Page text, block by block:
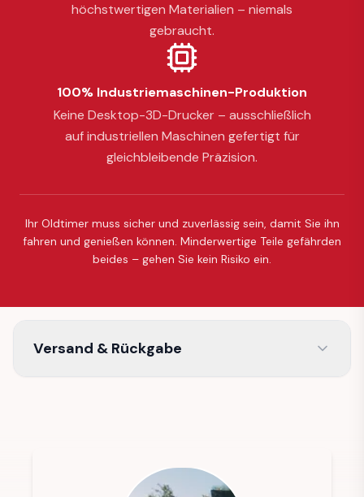
höchstwertigen Materialien – niemals
gebraucht.
100% Industriemaschinen-Produktion
Keine Desktop-3D-Drucker – ausschließlich
auf industriellen Maschinen gefertigt für
gleichbleibende Präzision.
Ihr Oldtimer muss sicher und zuverlässig sein, damit Sie ihn
fahren und genießen können. Minderwertige Teile gefährden
beides – gehen Sie kein Risiko ein.
Versand & Rückgabe